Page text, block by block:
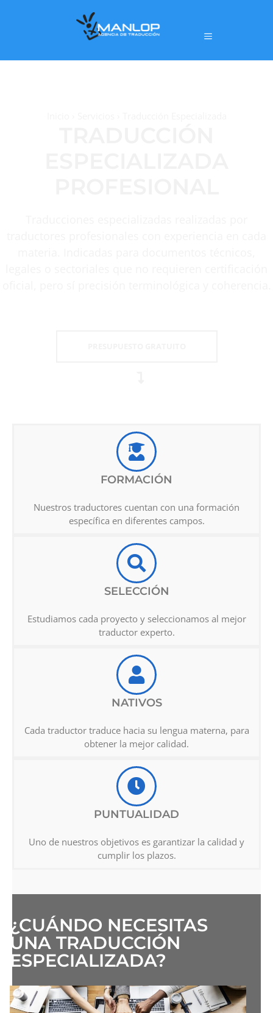
FORMACIÓN
Nuestros traductores cuentan con una formación
específica en diferentes campos.
SELECCIÓN
Estudiamos cada proyecto y seleccionamos al mejor
traductor experto.
NATIVOS
Cada traductor traduce hacia su lengua materna, para
obtener la mejor calidad.
PUNTUALIDAD
Uno de nuestros objetivos es garantizar la calidad y
cumplir los plazos.
¿CUÁNDO NECESITAS
UNA TRADUCCIÓN
ESPECIALIZADA?